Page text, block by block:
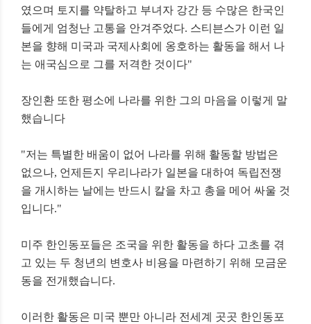
였으며 토지를 약탈하고 부녀자 강간 등 수많은 한국인
들에게 엄청난 고통을 안겨주었다. 스티븐스가 이런 일
본을 향해 미국과 국제사회에 옹호하는 활동을 해서 나
는 애국심으로 그를 저격한 것이다"
장인환 또한 평소에 나라를 위한 그의 마음을 이렇게 말
했습니다
"저는 특별한 배움이 없어 나라를 위해 활동할 방법은
없으나, 언제든지 우리나라가 일본을 대하여 독립전쟁
을 개시하는 날에는 반드시 칼을 차고 총을 메어 싸울 것
입니다."
미주 한인동포들은 조국을 위한 활동을 하다 고초를 겪
고 있는 두 청년의 변호사 비용을 마련하기 위해 모금운
동을 전개했습니다.
이러한 활동은 미국 뿐만 아니라 전세계 곳곳 한인동포